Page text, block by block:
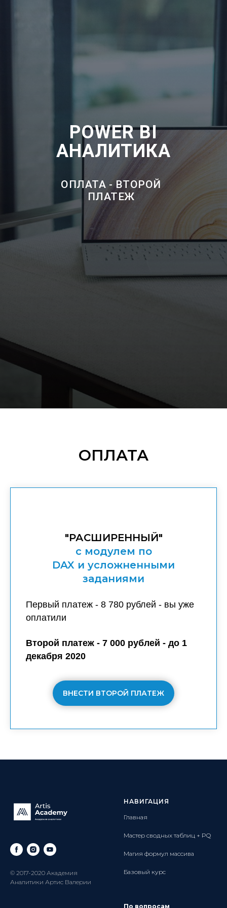
ОПЛАТА - ВТОРОЙ
ПЛАТЕЖ
POWER BI
АНАЛИТИКА
ОПЛАТА
"РАСШИРЕННЫЙ"
с модулем по
DAX и усложненными
заданиями
Первый платеж - 8 780 рублей - вы уже
оплатили
Второй платеж - 7 000 рублей - до 1
декабря 2020
ВНЕСТИ ВТОРОЙ ПЛАТЕЖ
© 2017-2020 Академия
Аналитики Артис Валерии
НАВИГАЦИЯ
Главная
Мастер сводных таблиц + PQ
Магия формул массива
Базовый курс
По вопросам